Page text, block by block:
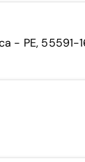
- PE, 55591-